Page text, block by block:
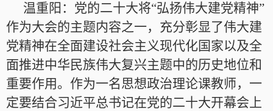
温重阳：党的二十大将“弘扬伟大建党精神”
作为大会的主题内容之一，充分彰显了伟大建
党精神在全面建设社会主义现代化国家以及全
面推进中华民族伟大复兴主题中的历史地位和
重要作用。作为一名思想政治理论课教师，一
定要结合习近平总书记在党的二十大开幕会上